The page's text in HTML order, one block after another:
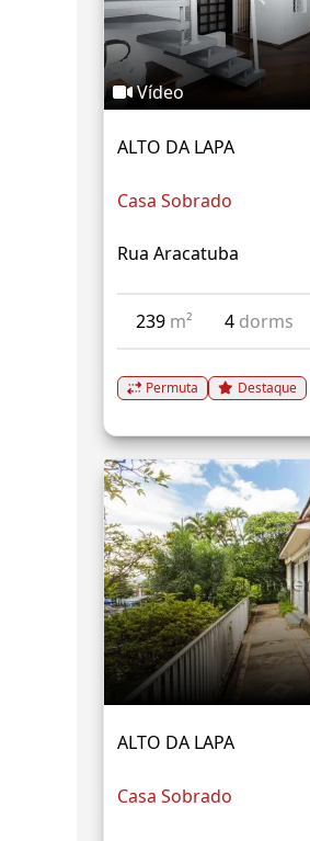
Vídeo
ALTO DA LAPA
Casa Sobrado
Rua Aracatuba
239 m² 4 dorms
Permuta Destaque
ALTO DA LAPA
Casa Sobrado